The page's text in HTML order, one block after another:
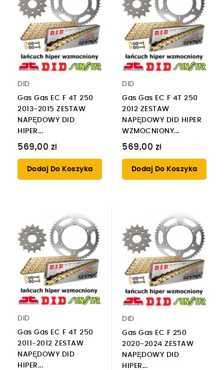
DID
Gas Gas EC F 4T 250
2013-2015 ZESTAW
NAPĘDOWY DID
HIPER...
569,00 zł
Dodaj Do Koszyka
DID
Gas Gas EC F 4T 250
2012 ZESTAW
NAPĘDOWY DID HIPER
WZMOCNIONY...
569,00 zł
Dodaj Do Koszyka
DID
Gas Gas EC F 4T 250
2011-2012 ZESTAW
NAPĘDOWY DID
HIPER...
DID
Gas Gas EC F 250
2020-2024 ZESTAW
NAPĘDOWY DID
HIPER...